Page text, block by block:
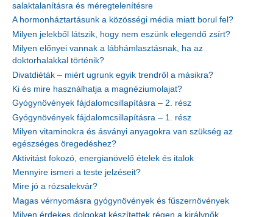
salaktalanításra és méregtelenítésre
A hormonháztartásunk a közösségi média miatt borul fel?
Milyen jelekből látszik, hogy nem eszünk elegendő zsírt?
Milyen előnyei vannak a lábhámlasztásnak, ha az
doktorhalakkal történik?
Divatdiéták – miért ugrunk egyik trendről a másikra?
Ki és mire használhatja a magnéziumolajat?
Gyógynövények fájdalomcsillapításra – 2. rész
Gyógynövények fájdalomcsillapításra – 1. rész
Milyen vitaminokra és ásványi anyagokra van szükség az
egészséges öregedéshez?
Aktivitást fokozó, energianövelő ételek és italok
Mennyire ismeri a teste jelzéseit?
Mire jó a rózsalekvár?
Magas vérnyomásra gyógynövények és fűszernövények
Milyen érdekes dolgokat készítettek régen a királynők